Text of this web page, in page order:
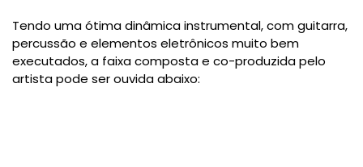
Tendo uma ótima dinâmica instrumental, com guitarra,
percussão e elementos eletrônicos muito bem
executados, a faixa composta e co-produzida pelo
artista pode ser ouvida abaixo: